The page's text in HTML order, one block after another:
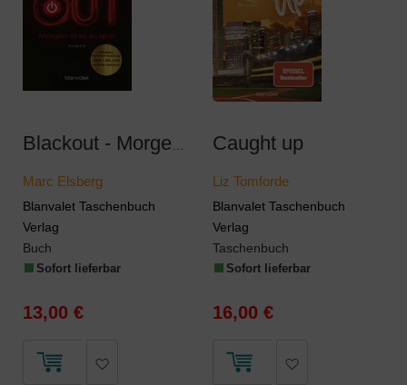
Marc Elsberg
Blanvalet Taschenbuch
Verlag
Buch
Sofort lieferbar
13,00 €
Caught up
Liz Tomforde
Blanvalet Taschenbuch
Verlag
Taschenbuch
Sofort lieferbar
16,00 €